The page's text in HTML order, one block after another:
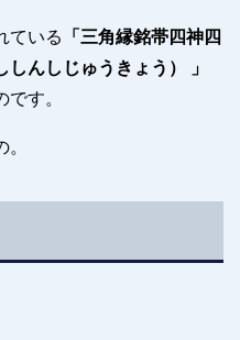
ている
「三角縁銘帯四神四
んしじゅうきょう） 」
す。